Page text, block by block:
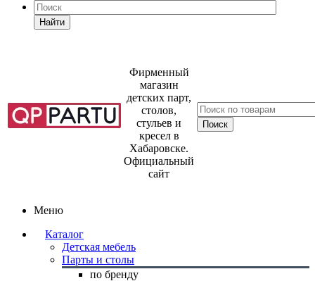
Найти
Фирменный
магазин
детских парт,
столов,
стульев и
кресел в
Хабаровске.
Официальный
сайт
Меню
Каталог
Детская мебель
Парты и столы
по бренду